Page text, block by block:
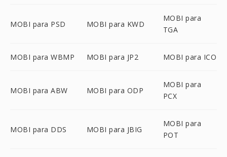
MOBI para PSD MOBI para KWD
MOBI para
TGA
MOBI para WBMP MOBI para JP2 MOBI para ICO
MOBI para ABW MOBI para ODP
MOBI para
PCX
MOBI para DDS MOBI para JBIG
MOBI para
POT